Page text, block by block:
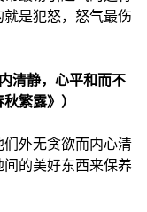
是犯怒，怒气最伤
清静，心平和而不
繁露》）
外无贪欲而内心清
的美好东西来保养